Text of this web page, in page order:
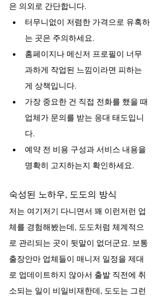
은 의외로 간단합니다.
터무니없이 저렴한 가격으로 유혹하
는 곳은 주의하세요.
홈페이지나 메신저 프로필이 너무
과하게 작업된 느낌이라면 피하는
게 상책입니다.
가장 중요한 건 직접 전화를 했을 때
업체가 문의를 받는 응대 태도입니
다.
예약 전 비용 구성과 서비스 내용을
명확히 고지하는지 확인하세요.
숙성된 노하우, 도도의 방식
저는 여기저기 다니면서 꽤 이런저런 업
체를 경험해봤는데, 도도처럼 체계적으
로 관리되는 곳이 뒷말이 없더군요. 보통
출장안마 업체들이 매니저 일정을 제대
로 업데이트하지 않아서 출발 직전에 취
소되는 일이 비일비재한데, 도도는 그런